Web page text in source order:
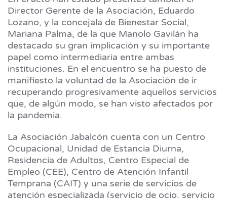
Director Gerente de la Asociación, Eduardo
Lozano, y la concejala de Bienestar Social,
Mariana Palma, de la que Manolo Gavilán ha
destacado su gran implicación y su importante
papel como intermediaria entre ambas
instituciones. En el encuentro se ha puesto de
manifiesto la voluntad de la Asociación de ir
recuperando progresivamente aquellos servicios
que, de algún modo, se han visto afectados por
la pandemia.
La Asociación Jabalcón cuenta con un Centro
Ocupacional, Unidad de Estancia Diurna,
Residencia de Adultos, Centro Especial de
Empleo (CEE), Centro de Atención Infantil
Temprana (CAIT) y una serie de servicios de
atención especializada (servicio de ocio, servicio